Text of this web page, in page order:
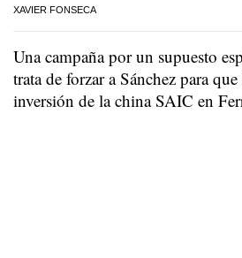
XAVIER FONSECA
Una campaña por un supuesto
trata de forzar a Sánchez para
inversión de la china SAIC en